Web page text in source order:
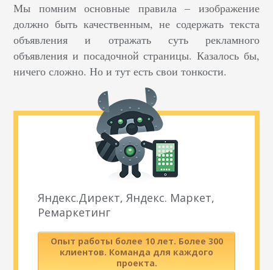
Мы помним основные правила – изображение
должно быть качественным, не содержать текста
объявления и отражать суть рекламного
объявления и посадочной страницы. Казалось бы,
ничего сложно. Но и тут есть свои тонкости.
Яндекс.Директ, Яндекс. Маркет,
Ремаркетинг
Опыт работы более 10 лет. Более 300
клиентов. Команда для каждого
проекта.